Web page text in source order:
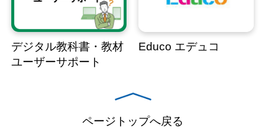
デジタル教科書・教材
ユーザーサポート
Educo エデュコ
ページトップへ戻る